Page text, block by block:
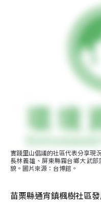
實踐里山倡議的社區代表分享現
長林義雄、屏東縣霧台鄉大武
貌。圖片來源：台博館。
苗栗縣通宵鎮楓樹社區